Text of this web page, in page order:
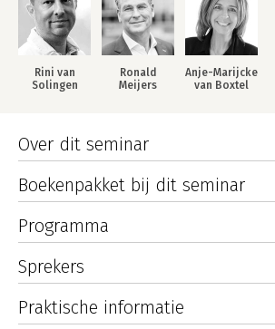
Rini van
Solingen
Ronald
Meijers
Anje-Marijcke
van Boxtel
Over dit seminar
Boekenpakket bij dit seminar
Programma
Sprekers
Praktische informatie